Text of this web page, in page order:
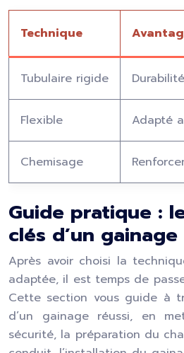
Technique
Tubulaire rigide
Flexible Adapté
Chemisage
Guide pratique :
clés d’un
Après avoir choisi la
adaptée, il est temps de
Cette section vous guide à
d’un gainage réussi, en
sécurité, la préparation du